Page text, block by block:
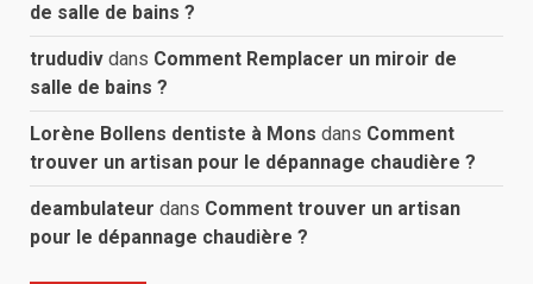
de salle de bains ?
trududiv dans Comment Remplacer un miroir de
salle de bains ?
Lorène Bollens dentiste à Mons dans Comment
trouver un artisan pour le dépannage chaudière ?
deambulateur dans Comment trouver un artisan
pour le dépannage chaudière ?